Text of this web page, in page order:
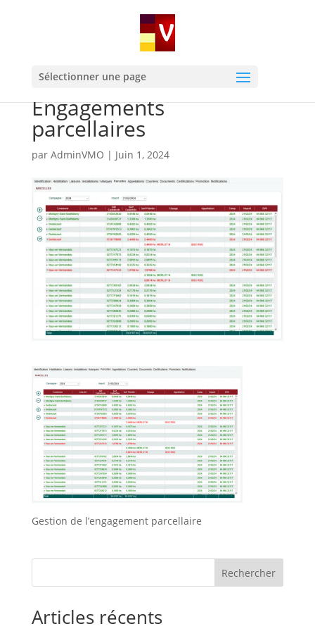
Sélectionner une page
Engagements
parcellaires
par AdminVMO | Juin 1, 2024
Gestion de l’engagement parcellaire
Rechercher
Articles récents